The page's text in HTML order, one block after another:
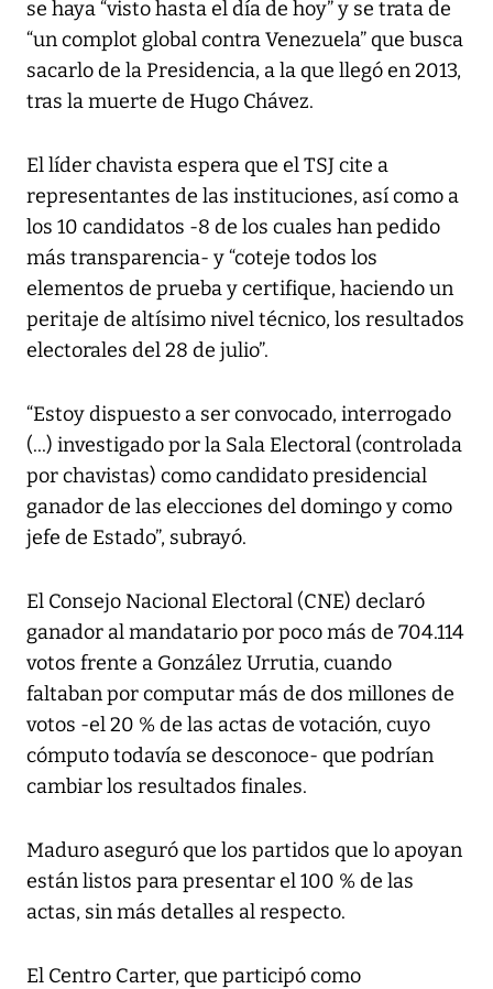
se haya “visto hasta el día de hoy” y se trata de
“un complot global contra Venezuela” que busca
sacarlo de la Presidencia, a la que llegó en 2013,
tras la muerte de Hugo Chávez.
El líder chavista espera que el TSJ cite a
representantes de las instituciones, así como a
los 10 candidatos -8 de los cuales han pedido
más transparencia- y “coteje todos los
elementos de prueba y certifique, haciendo un
peritaje de altísimo nivel técnico, los resultados
electorales del 28 de julio”.
“Estoy dispuesto a ser convocado, interrogado
(...) investigado por la Sala Electoral (controlada
por chavistas) como candidato presidencial
ganador de las elecciones del domingo y como
jefe de Estado”, subrayó.
El Consejo Nacional Electoral (CNE) declaró
ganador al mandatario por poco más de 704.114
votos frente a González Urrutia, cuando
faltaban por computar más de dos millones de
votos -el 20 % de las actas de votación, cuyo
cómputo todavía se desconoce- que podrían
cambiar los resultados finales.
Maduro aseguró que los partidos que lo apoyan
están listos para presentar el 100 % de las
actas, sin más detalles al respecto.
El Centro Carter, que participó como